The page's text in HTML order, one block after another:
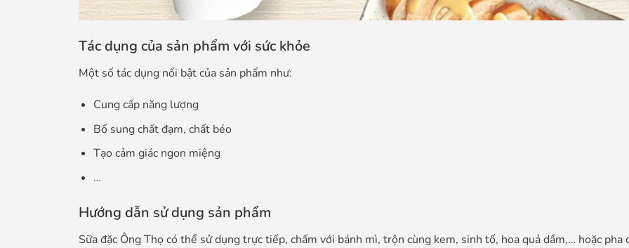
Tác dụng của sản phẩm với sức khỏe
Một số tác dụng nổi bật của sản phẩm như:
Cung cấp năng lượng
Bổ sung chất đạm, chất béo
Tạo cảm giác ngon miệng
…
Hướng dẫn sử dụng sản phẩm
Sữa đặc Ông Thọ có thể sử dụng trực tiếp, chấm với bánh mì, trộn cùng kem, sinh tố, hoa quả dầm,… hoặc pha